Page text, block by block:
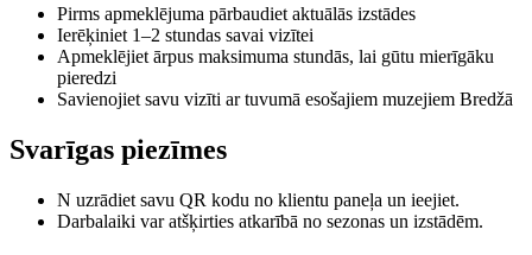
Pirms apmeklējuma pārbaudiet aktuālās izstādes
Ierēķiniet 1–2 stundas savai vizītei
Apmeklējiet ārpus maksimuma stundās, lai gūtu mierīgāku
pieredzi
Savienojiet savu vizīti ar tuvumā esošajiem muzejiem Bredžā
Svarīgas piezīmes
N uzrādiet savu QR kodu no klientu paneļa un ieejiet.
Darbalaiki var atšķirties atkarībā no sezonas un izstādēm.